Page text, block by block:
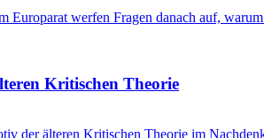
werfen Fragen danach auf,
Kritischen Theorie
der älteren Kritischen Theorie im